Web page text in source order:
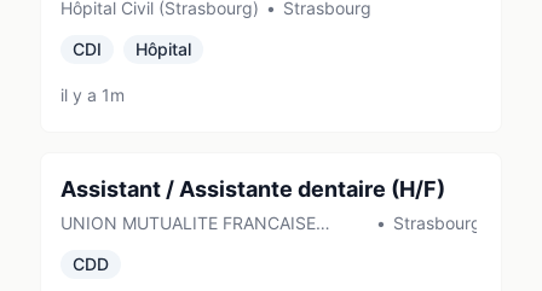
Infrastructures et des Travaux
Hôpital Civil (Strasbourg) • Strasbourg
CDI
Hôpital
il y a 1m
Assistant / Assistante dentaire (H/F)
UNION MUTUALITE FRANCAISE
• Strasbourg
CDD